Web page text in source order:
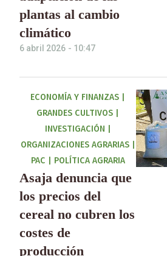
plantas al cambio
climático
6 abril 2026 - 10:47
ECONOMÍA Y FINANZAS
GRANDES CULTIVOS
INVESTIGACIÓN
ORGANIZACIONES AGRARIAS|
PAC
POLÍTICA AGRARIA
Asaja denuncia que
los precios del
cereal no cubren los
costes de
producción